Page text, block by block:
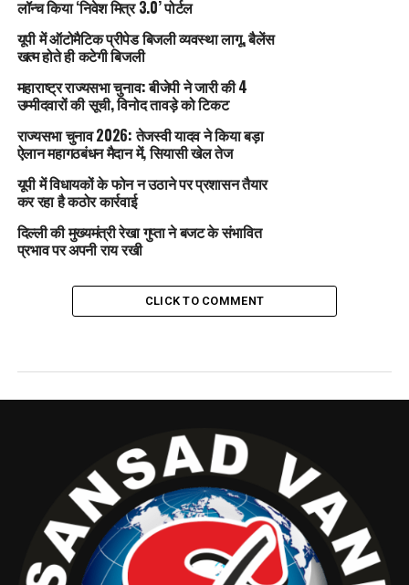
लॉन्च किया ‘निवेश मित्र 3.0’ पोर्टल
यूपी में ऑटोमैटिक प्रीपेड बिजली व्यवस्था लागू, बैलेंस
खत्म होते ही कटेगी बिजली
महाराष्ट्र राज्यसभा चुनाव: बीजेपी ने जारी की 4
उम्मीदवारों की सूची, विनोद तावड़े को टिकट
राज्यसभा चुनाव 2026: तेजस्वी यादव ने किया बड़ा
ऐलान महागठबंधन मैदान में, सियासी खेल तेज
यूपी में विधायकों के फोन न उठाने पर प्रशासन तैयार
कर रहा है कठोर कार्रवाई
दिल्ली की मुख्यमंत्री रेखा गुप्ता ने बजट के संभावित
प्रभाव पर अपनी राय रखी
CLICK TO COMMENT